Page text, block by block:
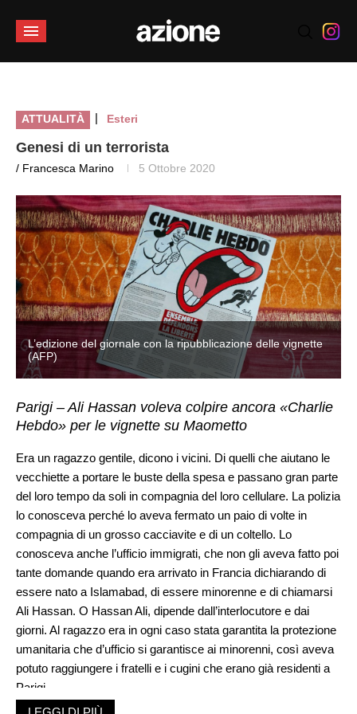
ATTUALITÀ | Esteri
Genesi di un terrorista
/ Francesca Marino 5 Ottobre 2020
L’edizione del giornale con la ripubblicazione delle vignette
(AFP)
Parigi – Ali Hassan voleva colpire ancora «Charlie
Hebdo» per le vignette su Maometto
Era un ragazzo gentile, dicono i vicini. Di quelli che aiutano le
vecchiette a portare le buste della spesa e passano gran parte
del loro tempo da soli in compagnia del loro cellulare. La polizia
lo conosceva perché lo aveva fermato un paio di volte in
compagnia di un grosso cacciavite e di un coltello. Lo
conosceva anche l’ufficio immigrati, che non gli aveva fatto poi
tante domande quando era arrivato in Francia dichiarando di
essere nato a Islamabad, di essere minorenne e di chiamarsi
Ali Hassan. O Hassan Ali, dipende dall’interlocutore e dai
giorni. Al ragazzo era in ogni caso stata garantita la protezione
umanitaria che d’ufficio si garantisce ai minorenni, così aveva
potuto raggiungere i fratelli e i cugini che erano già residenti a
Parigi.
Nei tre anni passati in Francia, Hassan non ha imparato una